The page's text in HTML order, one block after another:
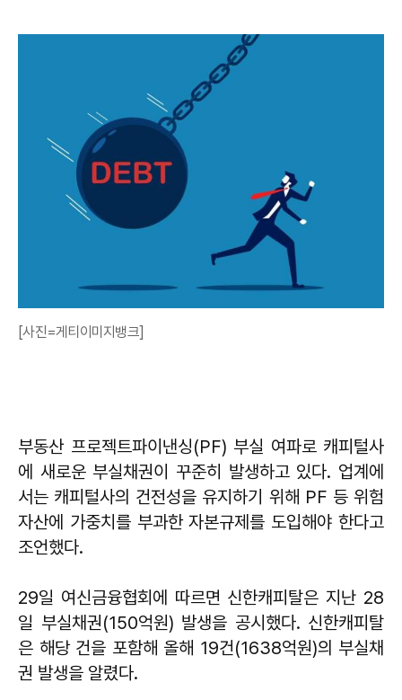
[사진=게티이미지뱅크]
부동산 프로젝트파이낸싱(PF) 부실 여파로 캐피털사
에 새로운 부실채권이 꾸준히 발생하고 있다. 업계에
서는 캐피털사의 건전성을 유지하기 위해 PF 등 위험
자산에 가중치를 부과한 자본규제를 도입해야 한다고
조언했다.
29일 여신금융협회에 따르면 신한캐피탈은 지난 28
일 부실채권(150억원) 발생을 공시했다. 신한캐피탈
은 해당 건을 포함해 올해 19건(1638억원)의 부실채
권 발생을 알렸다.